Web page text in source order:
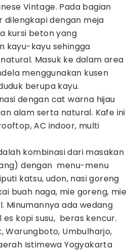
Vintage. Pada bagian
dengan meja
kursi beton yang
kayu-kayu sehingga
Masuk ke dalam area
menggunakan kusen
berupa kayu.
dengan cat warna hijau
alam serta natural. Kafe ini
AC indoor, multi
kombinasi dari masakan
dengan menu-menu
katsu, udon, nasi goreng
buah naga, mie goreng, mie
Minumannya ada wedang
kopi susu, beras kencur.
Warungboto, Umbulharjo,
Istimewa Yogyakarta